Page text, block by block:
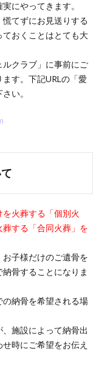
にやってきます。
てずにお見送りする
おくことはとても大
クラブ」に事前にご
す。下記URLの「愛
い。
火葬する「個別火
する「合同火葬」を
子様だけのご遺骨を
骨することになりま
納骨を希望される場
施設によって納骨出
時にご希望をお伝え